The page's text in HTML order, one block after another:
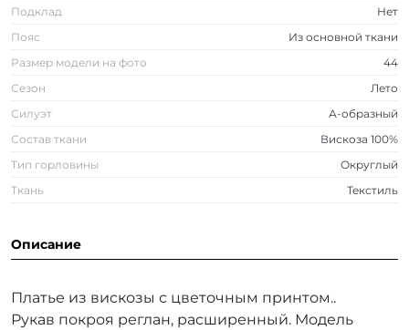
Подклад
Нет
Пояс
Из основной ткани
Размер модели на фото
44
Сезон
Лето
Силуэт
А-образный
Состав ткани
Вискоза 100%
Тип горловины
Округлый
Ткань
Текстиль
Описание
Платье из вискозы с цветочным принтом..
Рукав покроя реглан, расширенный. Модель